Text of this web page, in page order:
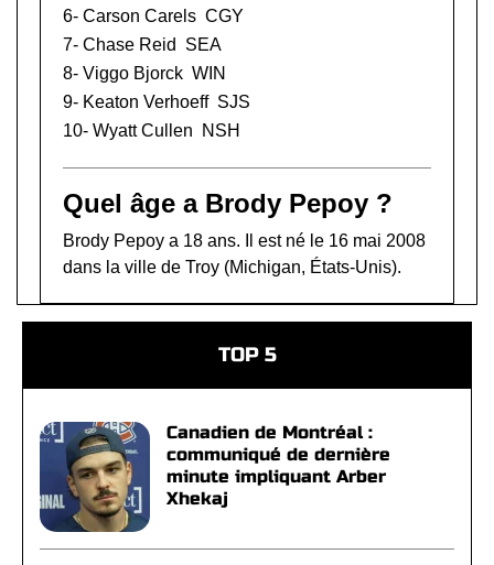
6- Carson Carels CGY
7- Chase Reid
SEA
8- Viggo Bjorck WIN
9- Keaton Verhoeff SJS
10- Wyatt Cullen NSH
Quel âge a Brody Pepoy ?
Brody Pepoy a 18 ans. Il est né le 16 mai 2008
dans la ville de Troy (Michigan, États-Unis).
TOP 5
Canadien de Montréal :
communiqué de dernière
minute impliquant Arber
Xhekaj